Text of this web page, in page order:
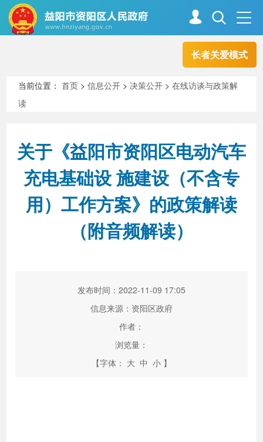
长者关爱模式
走进资阳
新闻中心 解读回应
政务服务 互动交流
当前位置：首页 >信息公开 >决策公开 >在线访谈与政策解
读
关于《益阳市资阳区电动汽车
充电基础设 施建设（不含专
用）工作方案》的政策解读
（附音频解读）
发布时间：2022-11-09 17:05
信息来源：资阳区政府
作者：
浏览量：
【字体： 大 中 小 】